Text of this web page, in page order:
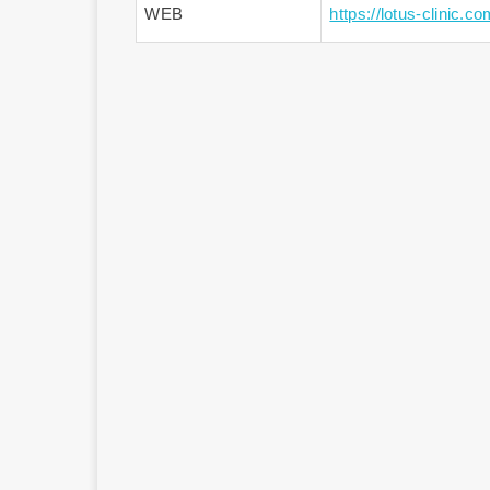
WEB https://lotus-